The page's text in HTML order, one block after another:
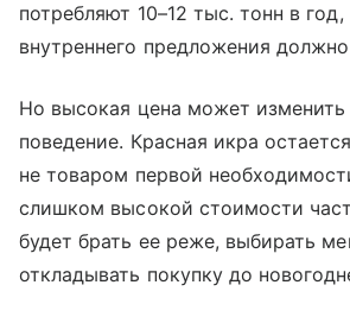
потребляют 10–12 тыс. тонн в
внутреннего предложения должно
Но высокая цена может изменить
поведение. Красная икра
не товаром первой
слишком высокой стоимости
будет брать ее реже, выбирать
откладывать покупку до